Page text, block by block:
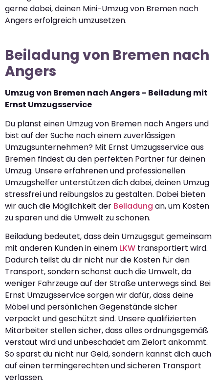
gerne dabei, deinen Mini-Umzug von Bremen nach
Angers erfolgreich umzusetzen.
Beiladung von Bremen nach
Angers
Umzug von Bremen nach Angers – Beiladung mit
Ernst Umzugsservice
Du planst einen Umzug von Bremen nach Angers und
bist auf der Suche nach einem zuverlässigen
Umzugsunternehmen? Mit Ernst Umzugsservice aus
Bremen findest du den perfekten Partner für deinen
Umzug. Unsere erfahrenen und professionellen
Umzugshelfer unterstützen dich dabei, deinen Umzug
stressfrei und reibungslos zu gestalten. Dabei bieten
wir auch die Möglichkeit der Beiladung an, um Kosten
zu sparen und die Umwelt zu schonen.
Beiladung bedeutet, dass dein Umzugsgut gemeinsam
mit anderen Kunden in einem LKW transportiert wird.
Dadurch teilst du dir nicht nur die Kosten für den
Transport, sondern schonst auch die Umwelt, da
weniger Fahrzeuge auf der Straße unterwegs sind. Bei
Ernst Umzugsservice sorgen wir dafür, dass deine
Möbel und persönlichen Gegenstände sicher
verpackt und geschützt sind. Unsere qualifizierten
Mitarbeiter stellen sicher, dass alles ordnungsgemäß
verstaut wird und unbeschadet am Zielort ankommt.
So sparst du nicht nur Geld, sondern kannst dich auch
auf einen termingerechten und sicheren Transport
verlassen.